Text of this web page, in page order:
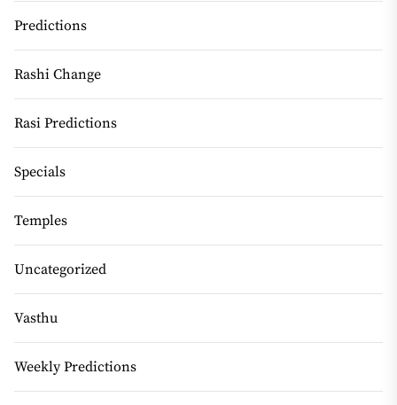
Predictions
Rashi Change
Rasi Predictions
Specials
Temples
Uncategorized
Vasthu
Weekly Predictions